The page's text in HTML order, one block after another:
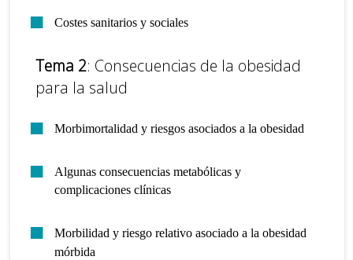
Costes sanitarios y sociales
Tema 2: Consecuencias de la obesidad
para la salud
Morbimortalidad y riesgos asociados a la obesidad
Algunas consecuencias metabólicas y
complicaciones clínicas
Morbilidad y riesgo relativo asociado a la obesidad
mórbida